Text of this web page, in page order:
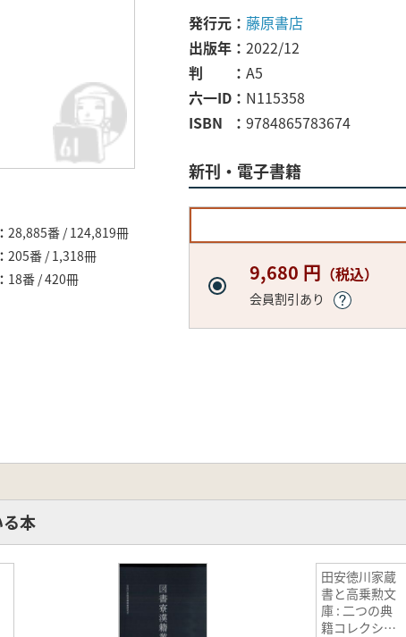
28,885番 / 124,819冊
205番 / 1,318冊
18番 / 420冊
発行元
藤原書店
出版年
2022/12
判
A5
六一ID
N115358
ISBN
9784865783674
新刊・電子書籍
9,680 円 （税込）
会員割引あり
本
田安徳川家蔵
書と高乗勲文
庫 : 二つの典
籍コレクショ